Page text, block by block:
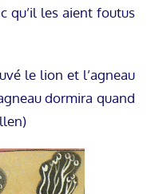
qu’il les aient foutus
le lion et l’agneau
dormira quand